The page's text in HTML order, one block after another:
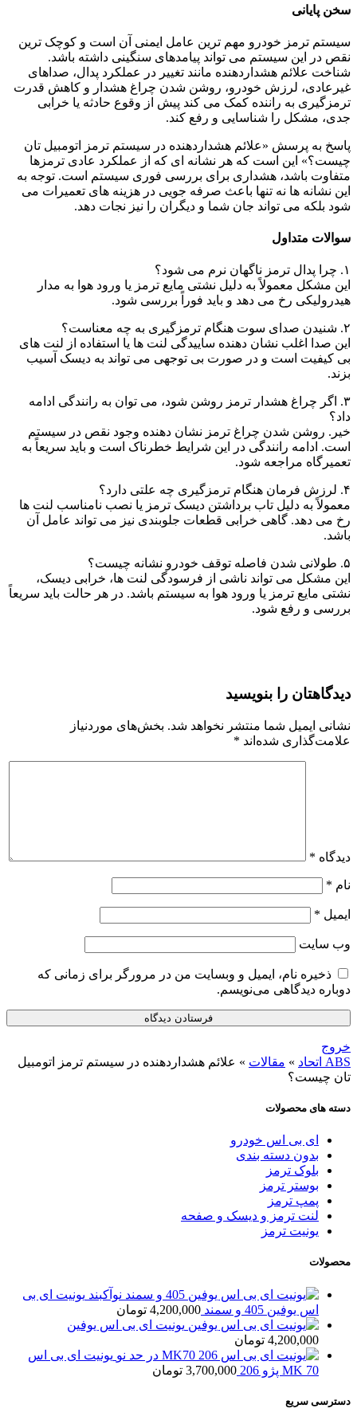
سخن پایانی
سیستم ترمز خودرو مهم ترین عامل ایمنی آن است و کوچک ترین
نقص در این سیستم می تواند پیامدهای سنگینی داشته باشد.
شناخت علائم هشداردهنده مانند تغییر در عملکرد پدال، صداهای
غیرعادی، لرزش خودرو، روشن شدن چراغ هشدار و کاهش قدرت
ترمزگیری به راننده کمک می کند پیش از وقوع حادثه یا خرابی
جدی، مشکل را شناسایی و رفع کند.
پاسخ به پرسش «علائم هشداردهنده در سیستم ترمز اتومبیل تان
چیست؟» این است که هر نشانه ای که از عملکرد عادی ترمزها
متفاوت باشد، هشداری برای بررسی فوری سیستم است. توجه به
این نشانه ها نه تنها باعث صرفه جویی در هزینه های تعمیرات می
شود بلکه می تواند جان شما و دیگران را نیز نجات دهد.
سوالات متداول
۱. چرا پدال ترمز ناگهان نرم می شود؟
این مشکل معمولاً به دلیل نشتی مایع ترمز یا ورود هوا به مدار
هیدرولیکی رخ می دهد و باید فوراً بررسی شود.
۲. شنیدن صدای سوت هنگام ترمزگیری به چه معناست؟
این صدا اغلب نشان دهنده ساییدگی لنت ها یا استفاده از لنت های
بی کیفیت است و در صورت بی توجهی می تواند به دیسک آسیب
بزند.
۳. اگر چراغ هشدار ترمز روشن شود، می توان به رانندگی ادامه
داد؟
خیر. روشن شدن چراغ ترمز نشان دهنده وجود نقص در سیستم
است. ادامه رانندگی در این شرایط خطرناک است و باید سریعاً به
تعمیرگاه مراجعه شود.
۴. لرزش فرمان هنگام ترمزگیری چه علتی دارد؟
معمولاً به دلیل تاب برداشتن دیسک ترمز یا نصب نامناسب لنت ها
رخ می دهد. گاهی خرابی قطعات جلوبندی نیز می تواند عامل آن
باشد.
۵. طولانی شدن فاصله توقف خودرو نشانه چیست؟
این مشکل می تواند ناشی از فرسودگی لنت ها، خرابی دیسک،
نشتی مایع ترمز یا ورود هوا به سیستم باشد. در هر حالت باید سریعاً
بررسی و رفع شود.
دیدگاهتان را بنویسید
نشانی ایمیل شما منتشر نخواهد شد. بخش‌های موردنیاز
علامت‌گذاری شده‌اند *
دیدگاه *
نام *
ایمیل *
وب‌ سایت
ذخیره نام، ایمیل و وبسایت من در مرورگر برای زمانی که
دوباره دیدگاهی می‌نویسم.
خروج
ABS اتحاد
» مقالات » علائم هشداردهنده در سیستم ترمز اتومبیل
تان چیست؟
دسته های محصولات
ای بی اس خودرو
بدون دسته بندی
بلوک ترمز
بوستر ترمز
پمپ ترمز
لنت ترمز و دیسک و صفحه
یونیت ترمز
محصولات
یونیت ای بی
اس یوفین 405 و سمند
4,200,000 تومان
یونیت ای بی اس یوفین
4,200,000 تومان
یونیت ای بی اس
MK 70 پژو 206
3,700,000 تومان
دسترسی سریع